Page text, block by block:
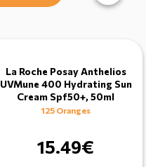
La Roche Posay Anthelios
UVMune 400 Hydrating Sun
Cream Spf50+, 50ml
125 Oranges
15.49€